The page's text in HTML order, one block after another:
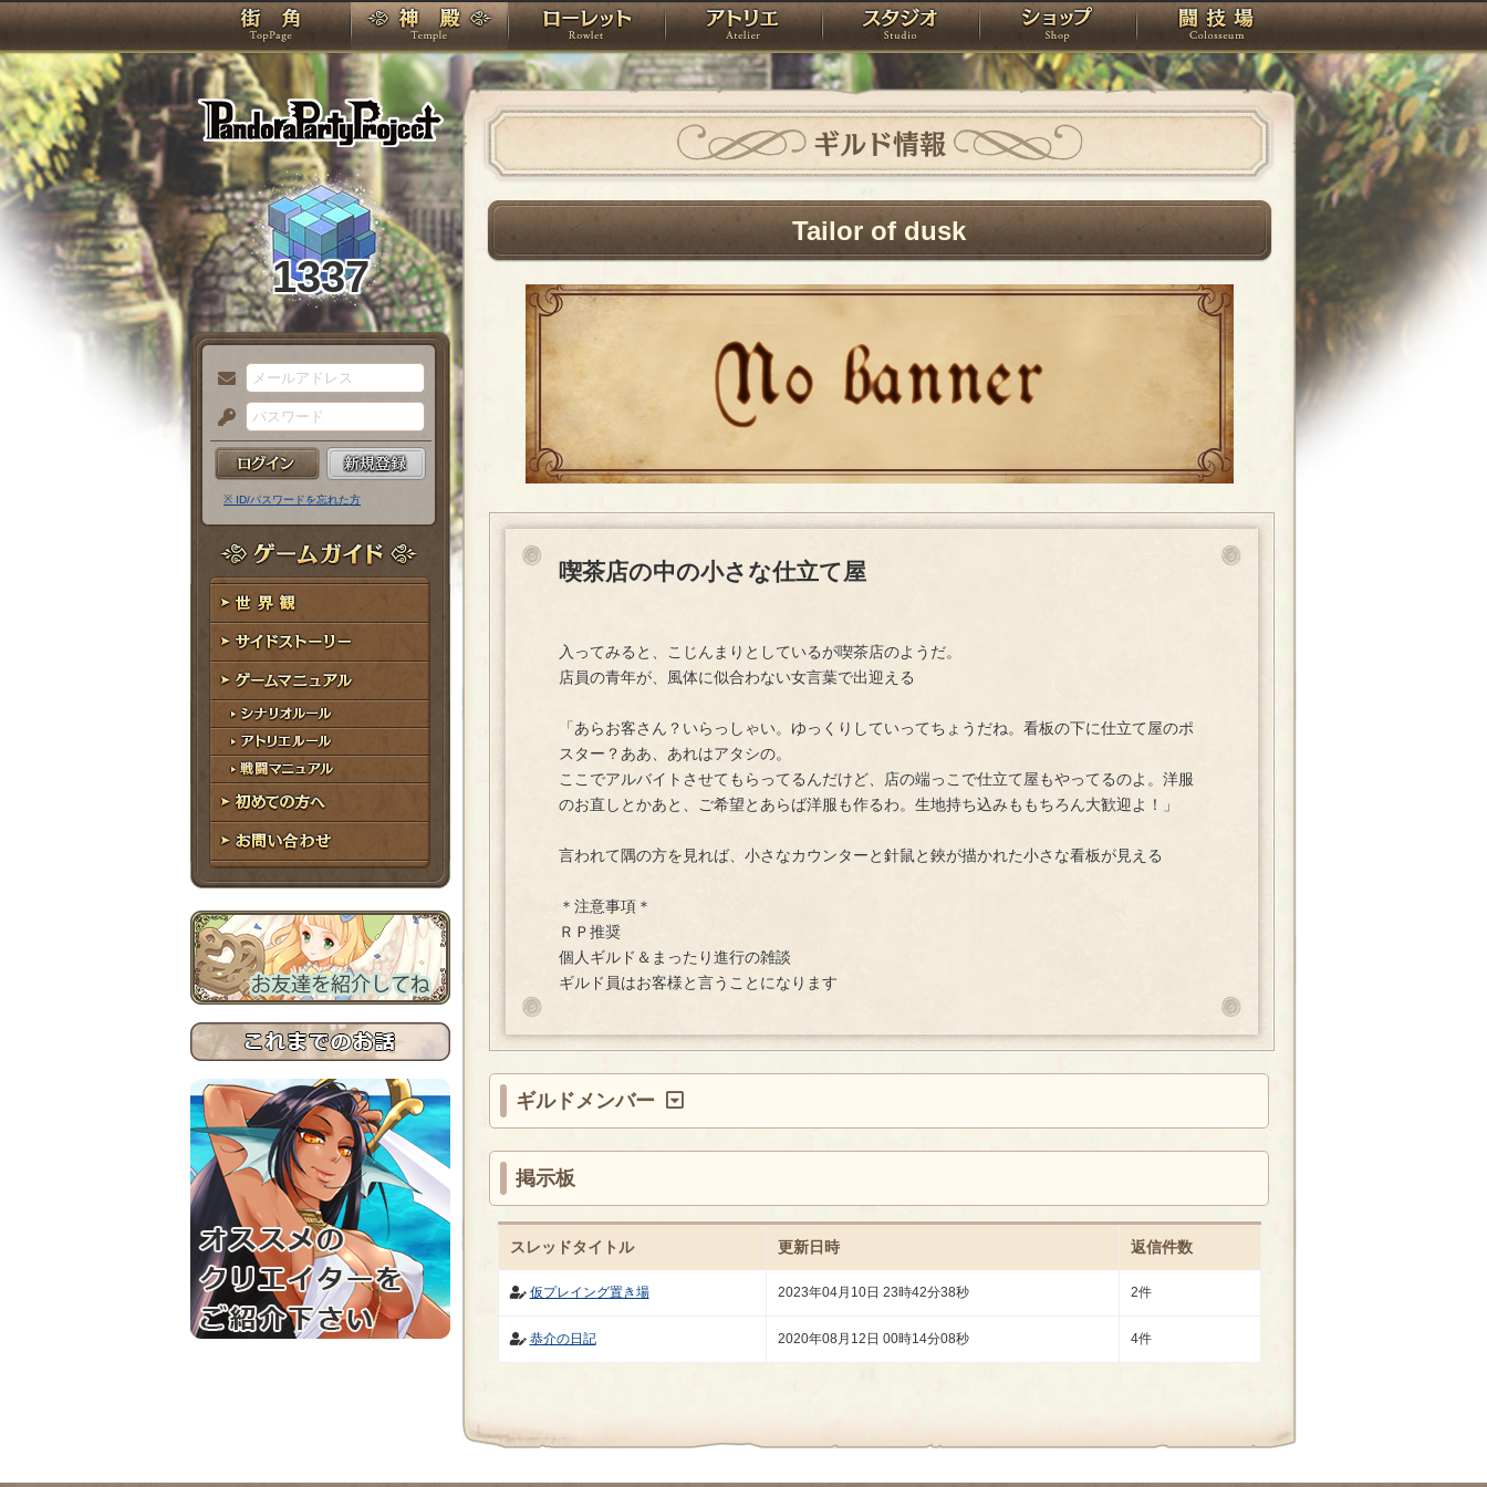
PandoraPartyProject
TOP 神殿 ローレット アトリエ スタジオ ショップ 闘技場
1337
メ
ー
ル
ア
ド
レ
ス
パ
ス
ー
ド
※ ID/パスワードを忘れた方
ゲームガイド
世界観
サイドストーリー
ゲームマニュアル
シナリオルール
アトリエルール
戦闘マニュアル
初めての方へ
お問い合わせ
ギルド情報
Tailor of dusk
喫茶店の中の小さな仕立て屋
入ってみると、こじんまりとしているが喫茶店のようだ。
店員の青年が、風体に似合わない女言葉で出迎える
「あらお客さん？いらっしゃい。ゆっくりしていってちょうだね。看板の下に仕立て屋のポ
スター？ああ、あれはアタシの。
ここでアルバイトさせてもらってるんだけど、店の端っこで仕立て屋もやってるのよ。洋服
のお直しとかあと、ご希望とあらば洋服も作るわ。生地持ち込みももちろん大歓迎よ！」
言われて隅の方を見れば、小さなカウンターと針鼠と鋏が描かれた小さな看板が見える
＊注意事項＊
ＲＰ推奨
個人ギルド＆まったり進行の雑談
ギルド員はお客様と言うことになります
ギルドメンバー
掲示板
スレッドタイトル 更新日時 返信件数
仮プレイング置き場 2023年04月10日 23時42分38秒 2件
恭介の日記 2020年08月12日 00時14分08秒 4件